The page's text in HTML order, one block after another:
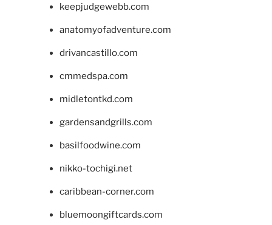
keepjudgewebb.com
anatomyofadventure.com
drivancastillo.com
cmmedspa.com
midletontkd.com
gardensandgrills.com
basilfoodwine.com
nikko-tochigi.net
caribbean-corner.com
bluemoongiftcards.com